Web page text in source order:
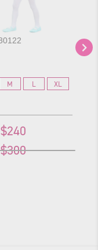
M L
XL
$240
$300
編
虎